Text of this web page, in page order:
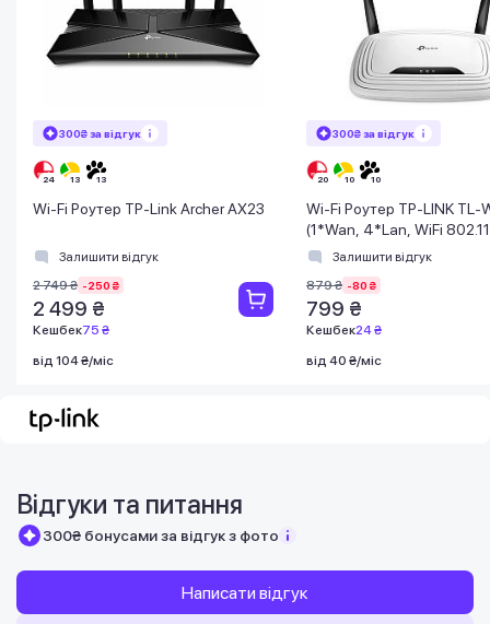
300₴ за відгук
Wi-Fi Роутер TP-Link Archer AX23
Залишити відгук
2 749 ₴ -250 ₴
2 499 ₴
Кешбек75 ₴
від 104 ₴/міс
300₴ за відгук
Wi-Fi Роутер TP-LINK TL-
(1*Wan, 4*Lan, WiFi
антени) (TL-WR841N)
Залишити відгук
879 ₴ -80 ₴
799 ₴
Кешбек24 ₴
від 40 ₴/міс
Відгуки та питання
300₴ бонусами за відгук з фото
Написати відгук